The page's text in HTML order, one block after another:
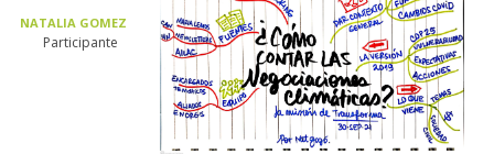
NATALIA GOMEZ
Participante